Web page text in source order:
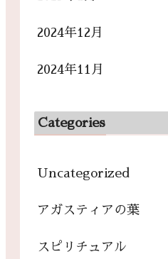
2024年12月
2024年11月
Categories
Uncategorized
アガスティアの葉
スピリチュアル